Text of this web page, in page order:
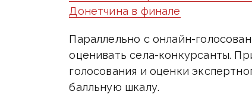
Донетчина в финале
Параллельно с онлайн-
оценивать села-конкурсанты.
голосования и оценки
балльную шкалу.